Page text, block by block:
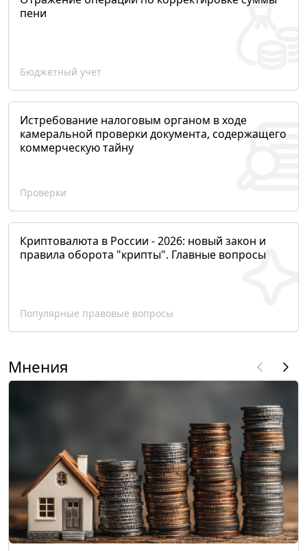
пени
Бюджетный учет
Истребование налоговым органом в ходе
камеральной проверки документа, содержащего
коммерческую тайну
Проверки
Криптовалюта в России - 2026: новый закон и
правила оборота "крипты". Главные вопросы
Популярные правовые вопросы
Мнения